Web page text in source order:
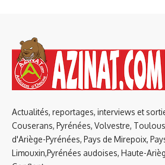
Actualités, reportages, interviews et
Couserans, Pyrénées, Volvestre,
d'Ariège-Pyrénées, Pays de Mirepoix,
Limouxin,Pyrénées audoises, Haute-